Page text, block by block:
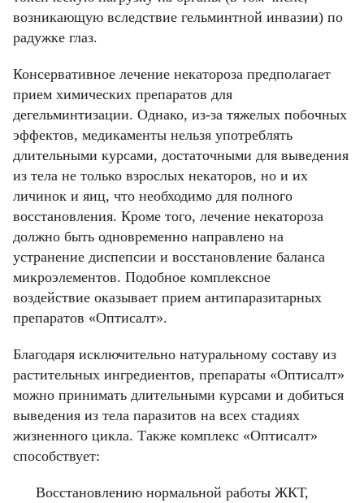
возникающую вследствие гельминтной инвазии) по
радужке глаз.
Консервативное лечение некатороза предполагает
прием химических препаратов для
дегельминтизации. Однако, из-за тяжелых побочных
эффектов, медикаменты нельзя употреблять
длительными курсами, достаточными для выведения
из тела не только взрослых некаторов, но и их
личинок и яиц, что необходимо для полного
восстановления. Кроме того, лечение некатороза
должно быть одновременно направлено на
устранение диспепсии и восстановление баланса
микроэлементов. Подобное комплексное
воздействие оказывает прием антипаразитарных
препаратов «Оптисалт».
Благодаря исключительно натуральному составу из
растительных ингредиентов, препараты «Оптисалт»
можно принимать длительными курсами и добиться
выведения из тела паразитов на всех стадиях
жизненного цикла. Также комплекс «Оптисалт»
способствует:
Восстановлению нормальной работы ЖКТ,
Email
Введите корректное значение
пользовательского соглашения
политикой
конфиденциальности.
КУПИТЬ
Телефон
Введите корректное значение
Код подтверждения
Введите корректное значение
Email
Введите корректное значение
Пароль
Введите корректное значение
Ваш город
ОТМЕНИТЬ
Фамилия
Имя
Телефон
Email
пользовательского соглашения
политикой
конфиденциальности.
Фамилия
Имя
Телефон
Email
пользовательского соглашения
политикой
конфиденциальности.